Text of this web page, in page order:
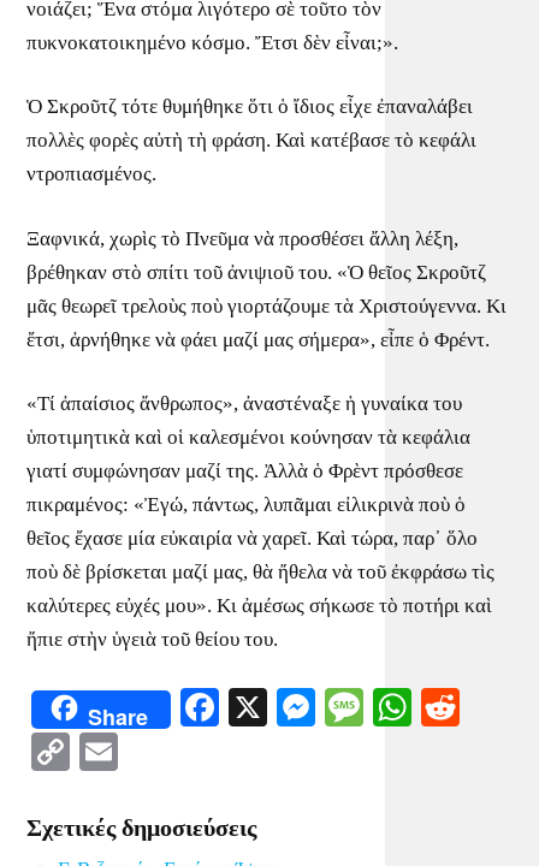
νοιάζει; Ἕνα στόμα λιγότερο σὲ τοῦτο τὸν
πυκνοκατοικημένο κόσμο. Ἔτσι δὲν εἶναι;».
Ὁ Σκροῦτζ τότε θυμήθηκε ὅτι ὁ ἴδιος εἶχε ἐπαναλάβει
πολλὲς φορὲς αὐτὴ τὴ φράση. Καὶ κατέβασε τὸ κεφάλι
ντροπιασμένος.
Ξαφνικά, χωρὶς τὸ Πνεῦμα νὰ προσθέσει ἄλλη λέξη,
βρέθηκαν στὸ σπίτι τοῦ ἀνιψιοῦ του. «Ὁ θεῖος Σκροῦτζ
μᾶς θεωρεῖ τρελοὺς ποὺ γιορτάζουμε τὰ Χριστούγεννα. Κι
ἔτσι, ἀρνήθηκε νὰ φάει μαζί μας σήμερα», εἶπε ὁ Φρέντ.
«Τί ἀπαίσιος ἄνθρωπος», ἀναστέναξε ἡ γυναίκα του
ὑποτιμητικὰ καὶ οἱ καλεσμένοι κούνησαν τὰ κεφάλια
γιατί συμφώνησαν μαζί της. Ἀλλὰ ὁ Φρὲντ πρόσθεσε
πικραμένος: «Ἐγώ, πάντως, λυπᾶμαι εἰλικρινὰ ποὺ ὁ
θεῖος ἔχασε μία εὐκαιρία νὰ χαρεῖ. Καὶ τώρα, παρ᾿ ὅλο
ποὺ δὲ βρίσκεται μαζί μας, θὰ ἤθελα νὰ τοῦ ἐκφράσω τὶς
καλύτερες εὐχές μου». Κι ἀμέσως σήκωσε τὸ ποτήρι καὶ
ἤπιε στὴν ὑγειὰ τοῦ θείου του.
Share Facebook
X Messenger
Message
Copy
Σχετικές δημοσιεύσεις